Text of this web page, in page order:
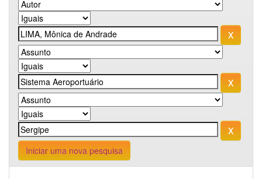
Iniciar uma nova pesquisa